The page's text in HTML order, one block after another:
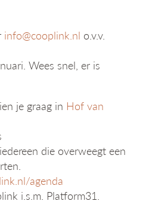
info@cooplink.nl o.v.v.
Wees snel, er is
graag in Hof van
die overweegt een
agenda
i.s.m. Platform31.